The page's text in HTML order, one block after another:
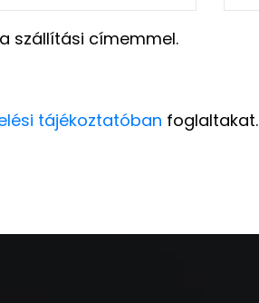
szállítási címemmel.
tájékoztatóban foglaltakat.